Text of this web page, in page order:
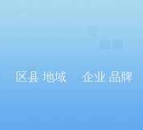
区县 地域 企业 品牌